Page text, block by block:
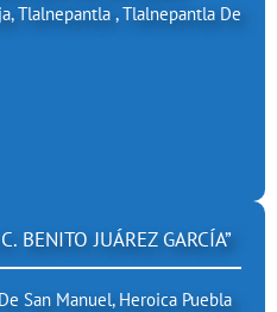
Tlalnepantla , Tlalnepantla De
BENITO JUÁREZ GARCÍA”
San Manuel, Heroica Puebla